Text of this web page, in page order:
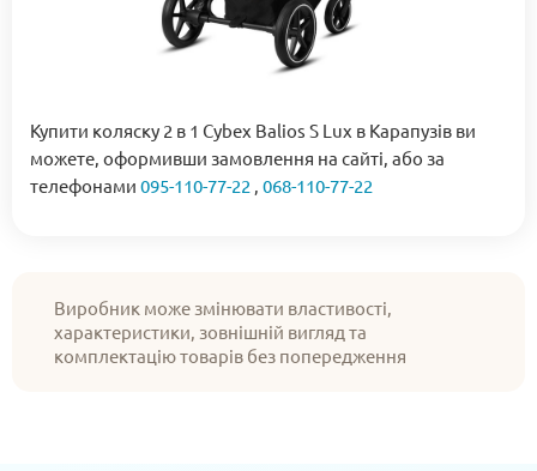
Купити коляску 2 в 1 Сybex Balios S Lux в Карапузів ви
можете, оформивши замовлення на сайті, або за
телефонами 095-110-77-22 , 068-110-77-22
Виробник може змінювати властивості,
характеристики, зовнішній вигляд та
комплектацію товарів без попередження